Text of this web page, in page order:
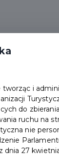
i
do
ruchu na
nie
dnia 27